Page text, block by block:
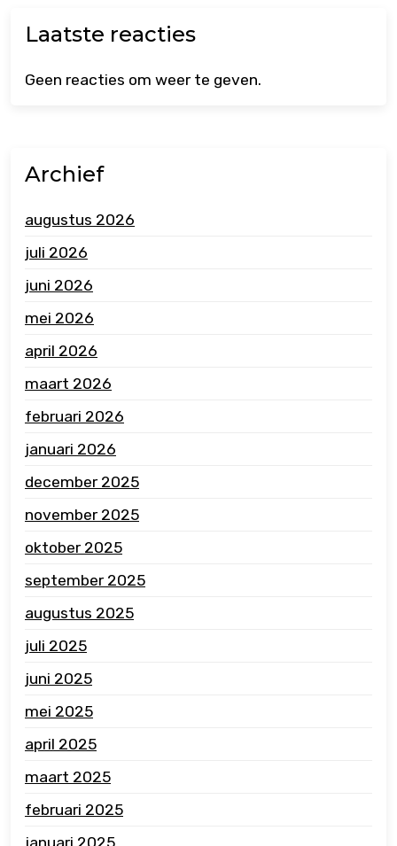
Laatste reacties
Geen reacties om weer te geven.
Archief
augustus 2026
juli 2026
juni 2026
mei 2026
april 2026
maart 2026
februari 2026
januari 2026
december 2025
november 2025
oktober 2025
september 2025
augustus 2025
juli 2025
juni 2025
mei 2025
april 2025
maart 2025
februari 2025
januari 2025